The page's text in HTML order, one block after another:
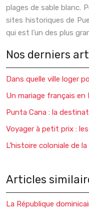
plages de sable blanc.
sites historiques de
qui est l’un des plus
Nos derniers
Dans quelle ville loger
Un mariage français en
Punta Cana : la
Voyager à petit prix :
L’histoire coloniale de
Articles
La République